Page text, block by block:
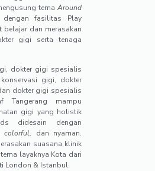
tema Around
fasilitas Play
dan merasakan
gigi serta tenaga
dokter gigi spesialis
gigi, dokter
dokter gigi spesialis
Tangerang mampu
gigi yang holistik
didesain dengan
colorful, dan nyaman.
suasana klinik
layaknya Kota dari
London & Istanbul.